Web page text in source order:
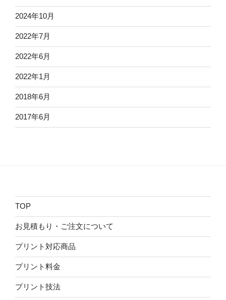
2024年10月
2022年7月
2022年6月
2022年1月
2018年6月
2017年6月
TOP
お見積もり・ご注文について
プリント対応商品
プリント料金
プリント技法